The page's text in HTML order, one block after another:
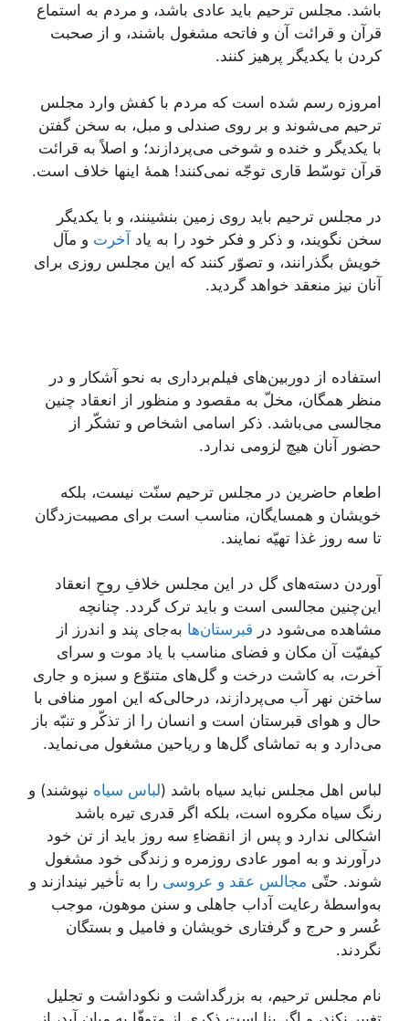
باشد. مجلس ترحیم باید عادی باشد، و مردم به استماع
قرآن و قرائت آن و فاتحه مشغول باشند، و از صحبت
کردن با یکدیگر پرهیز کنند.
امروزه رسم شده است که مردم با کفش وارد مجلس
ترحیم می‌شوند و بر روی صندلی و مبل، به سخن گفتن
با یکدیگر و خنده و شوخی می‌پردازند؛ و اصلاً به قرائت
قرآن توسّط قاری توجّه نمی‌کنند! همۀ اینها خلاف است.
در مجلس ترحیم باید روی زمین بنشینند، و با یکدیگر
سخن نگویند، و ذکر و فکر خود را به یاد آخرت و مآل
خویش بگذرانند، و تصوّر کنند که این مجلس روزی برای
آنان نیز منعقد خواهد گردید.
استفاده از دوربین‌های فیلم‌برداری به نحو آشکار و در
منظر همگان، مخلّ به مقصود و منظور از انعقاد چنین
مجالسی می‌باشد. ذکر اسامی اشخاص و تشکّر از
حضور آنان هیچ لزومی ندارد.
اطعام حاضرین در مجلس ترحیم سنّت نیست، بلکه
خویشان و همسایگان، مناسب است برای مصیبت‌زدگان
تا سه روز غذا تهیّه نمایند.
آوردن دسته‌های گل در این مجلس خلافِ روحِ انعقاد
این‌چنین مجالسی است و باید ترک گردد. چنانچه
مشاهده می‌شود در قبرستان‌ها به‌جای پند و اندرز از
کیفیّت آن مکان و فضای مناسب با یاد موت و سرای
آخرت، به کاشت درخت و گل‌های متنوّع و سبزه و جاری
ساختن نهر آب می‌پردازند، در‌حالی‌که این امور منافی با
حال و هوای قبرستان است و انسان را از تذکّر و تنبّه باز
می‌دارد و به تماشای گل‌ها و ریاحین مشغول می‌نماید.
لباس اهل مجلس نباید سیاه باشد (لباس سیاه نپوشند) و
رنگ سیاه مکروه است، بلکه اگر قدری تیره باشد
اشکالی ندارد و پس از انقضاءِ سه روز باید از تن خود
درآورند و به امور عادی روزمره و زندگی خود مشغول
شوند. حتّی مجالس عقد و عروسی را به تأخیر نیندازند و
به‌واسطۀ رعایت آداب جاهلی و سنن موهون، موجب
عُسر و حرج و گرفتاری خویشان و فامیل و بستگان
نگردند.
نام مجلس ترحیم، به بزرگداشت و نکوداشت و تجلیل